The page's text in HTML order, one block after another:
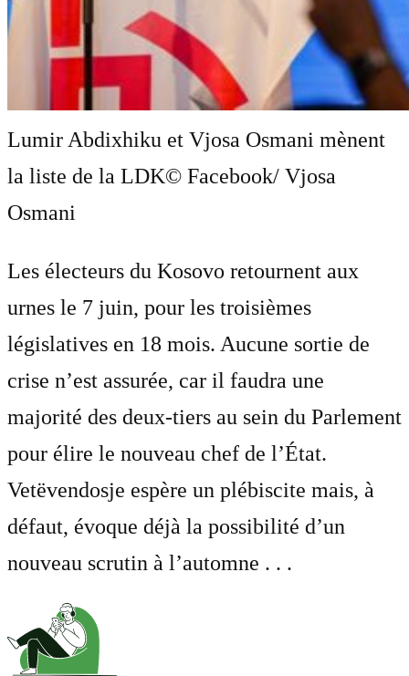
Lumir Abdixhiku et Vjosa Osmani mènent
la liste de la LDK© Facebook/ Vjosa
Osmani
Les électeurs du Kosovo retournent aux
urnes le 7 juin, pour les troisièmes
législatives en 18 mois. Aucune sortie de
crise n’est assurée, car il faudra une
majorité des deux-tiers au sein du Parlement
pour élire le nouveau chef de l’État.
Vetëvendosje espère un plébiscite mais, à
défaut, évoque déjà la possibilité d’un
nouveau scrutin à l’automne . . .